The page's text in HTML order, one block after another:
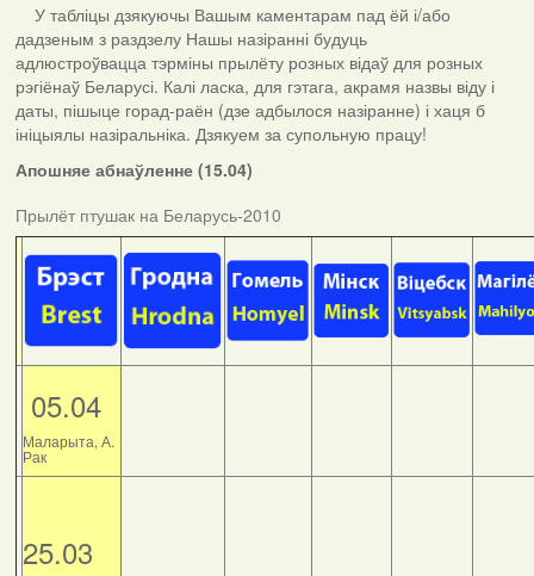
У табліцы дзякуючы Вашым каментарам пад ёй і/або
дадзеным з раздзелу Нашы назіранні будуць
адлюстроўвацца тэрміны прылёту розных відаў для розных
рэгіёнаў Беларусі. Калі ласка, для гэтага, акрамя назвы віду і
даты, пішыце горад-раён (дзе адбылося назіранне) і хаця б
ініцыялы назіральніка. Дзякуем за супольную працу!
Апошняе абнаўленне (15.04)
Прылёт птушак на Беларусь-2010
05.04
Маларыта, А.
Рак
25.03